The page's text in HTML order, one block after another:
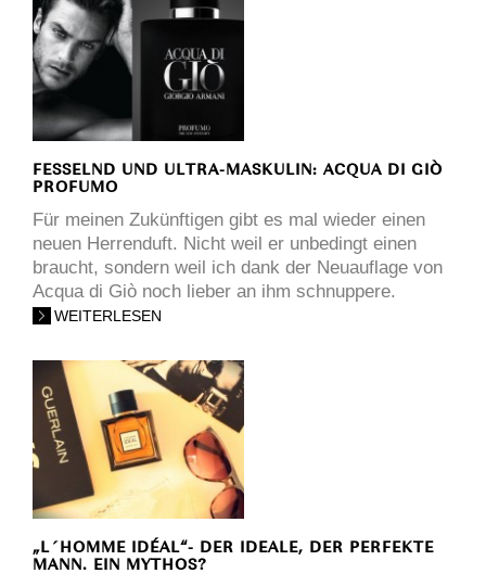
FESSELND UND ULTRA-MASKULIN: ACQUA DI GIÒ
PROFUMO
Für meinen Zukünftigen gibt es mal wieder einen
neuen Herrenduft. Nicht weil er unbedingt einen
braucht, sondern weil ich dank der Neuauflage von
Acqua di Giò noch lieber an ihm schnuppere.
WEITERLESEN
„L´HOMME IDÉAL“- DER IDEALE, DER PERFEKTE
MANN. EIN MYTHOS?